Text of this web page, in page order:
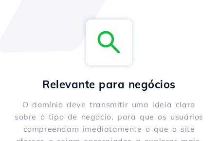
Relevante para negócios
O domínio deve transmitir uma ideia clara
sobre o tipo de negócio, para que os usuários
compreendam imediatamente o que o site